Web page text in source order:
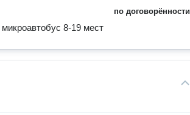
по договорённости
8-19 мест